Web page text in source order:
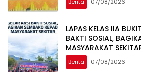
Berita 07/08/2026
LAPAS KELAS IIA
BAKTI SOSIAL,
MASYARAKAT
Berita 07/08/2026